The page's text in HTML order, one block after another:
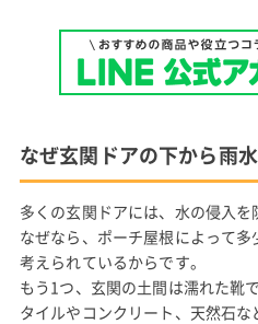
なぜ玄関ドアの下から雨
多くの玄関ドアには、水の侵入を
なぜなら、ポーチ屋根によって
考えられているからです。
もう1つ、玄関の土間は濡れた靴
タイルやコンクリート、天然石